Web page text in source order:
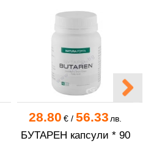
28.80 €/ 56.33 лв.
БУТАРЕН капсули * 90